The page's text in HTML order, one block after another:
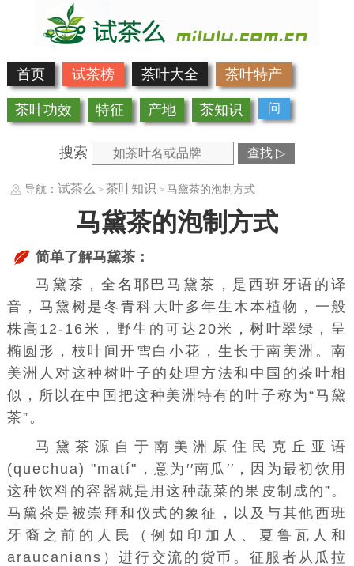
首页 试茶榜 茶叶大全 茶叶特产
茶叶功效 特征 产地 茶知识 问
搜索 查找 ▷
导航： 试茶么 > 茶叶知识 > 马黛茶的泡制方式
马黛茶的泡制方式
简单了解马黛茶：
马黛茶，全名耶巴马黛茶，是西班牙语的译
音， 马黛树是 冬青科 大叶多年生木本植物 ，一般
株高 12-16米，野生的可达20米，树叶翠绿，呈
椭圆形，枝叶间开雪白小花，生长于南美洲。南
美洲人对这种树叶子的处理方法和中国的茶叶相
似，所以在中国把这种美洲特有的叶子称为“马黛
茶”。
马黛茶源自于南美洲原住民克丘亚语
(quechua) "matí"，意为′′南瓜′′，因为最初饮用
这种饮料的容器就是用这种蔬菜的果皮制成的”。
马黛茶是被崇拜和仪式的象征，以及与其他西班
牙裔之前的人民（例如印加人、夏鲁瓦人和
araucanians）进行交流的货币。征服者从瓜拉